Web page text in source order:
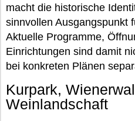
macht die historische
sinnvollen Ausgangspunkt
Aktuelle Programme,
Einrichtungen sind damit
bei konkreten Plänen
Kurpark,
Weinlandschaft